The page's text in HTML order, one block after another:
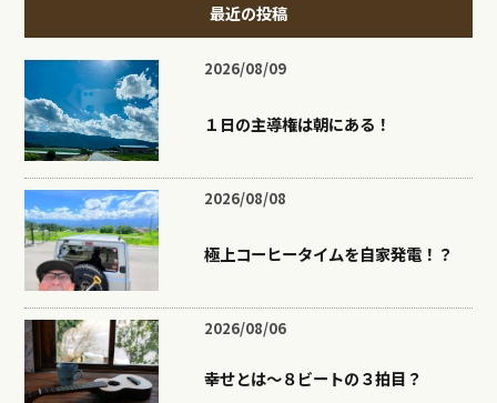
最近の投稿
2026/08/09
１日の主導権は朝にある！
2026/08/08
極上コーヒータイムを自家発電！？
2026/08/06
幸せとは〜８ビートの３拍目？